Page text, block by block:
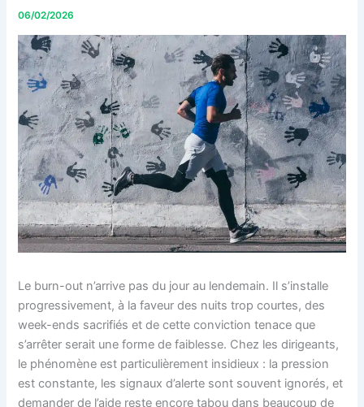
06/02/2026
Le burn-out n’arrive pas du jour au lendemain. Il s’installe
progressivement, à la faveur des nuits trop courtes, des
week-ends sacrifiés et de cette conviction tenace que
s’arrêter serait une forme de faiblesse. Chez les dirigeants,
le phénomène est particulièrement insidieux : la pression
est constante, les signaux d’alerte sont souvent ignorés, et
demander de l’aide reste encore tabou dans beaucoup de